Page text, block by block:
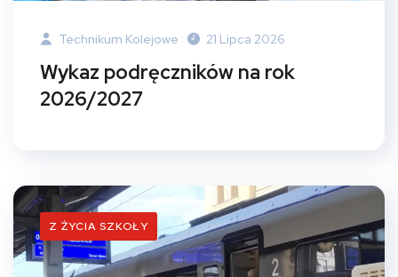
Technikum Kolejowe 21 Lipca 2026
Wykaz podręczników na rok
2026/2027
Z ŻYCIA SZKOŁY